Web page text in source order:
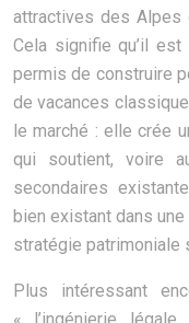
attractives des Alpes
Cela signifie qu’il est
permis de construire
de vacances
le marché : elle crée
qui soutient, voire
secondaires
bien existant dans
stratégie patrimoniale
Plus intéressant